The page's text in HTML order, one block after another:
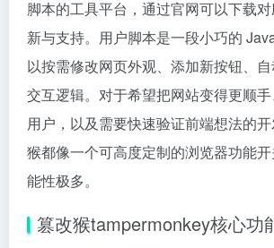
脚本的工具平台，通过官网可以下载
新与支持。用户脚本是一段小巧的
以按需修改网页外观、添加新按钮、
交互逻辑。对于希望把网站变得更顺
用户，以及需要快速验证前端想法的
猴都像一个可高度定制的浏览器功能
能性极多。
篡改猴tampermonkey核心功